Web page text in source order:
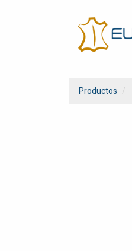
Productos